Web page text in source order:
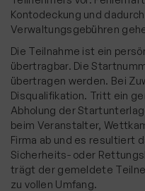
Kontodeckung und
Verwaltungsgebühren
Die Teilnahme ist ein
übertragbar. Die
übertragen werden. Bei
Disqualifikation. Tritt ein
Abholung der
beim Veranstalter,
Firma ab und es resultiert
Sicherheits- oder
trägt der gemeldete
zu vollen Umfang.